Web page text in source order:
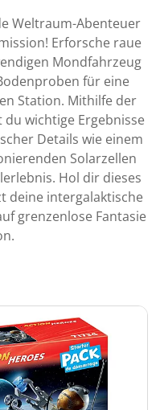
Weltraum-Abenteuer
Erforsche raue
Mondfahrzeug
für eine
Station. Mithilfe der
wichtige Ergebnisse
Details wie einem
Solarzellen
Hol dir dieses
deine intergalaktische
grenzenlose Fantasie